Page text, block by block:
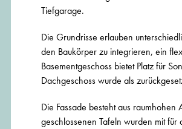
Tiefgarage.
Die Grundrisse erlauben
den Baukörper zu integrieren, ein
Basementgeschoss bietet Platz für
Dachgeschoss wurde als
Die Fassade besteht aus
geschlossenen Tafeln wurden mit